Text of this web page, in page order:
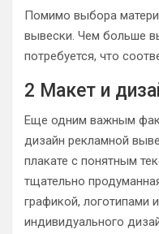
Помимо выбора
вывески. Чем больше
потребуется, что
2 Макет и
Еще одним важным
дизайн рекламной
плакате с понятным
тщательно
графикой, логотипами
индивидуального